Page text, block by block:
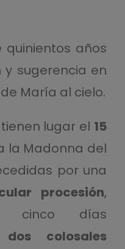
años
y sugerencia en
María al cielo.
lugar el 15
la Madonna del
por una
procesión,
cinco días
dos colosales